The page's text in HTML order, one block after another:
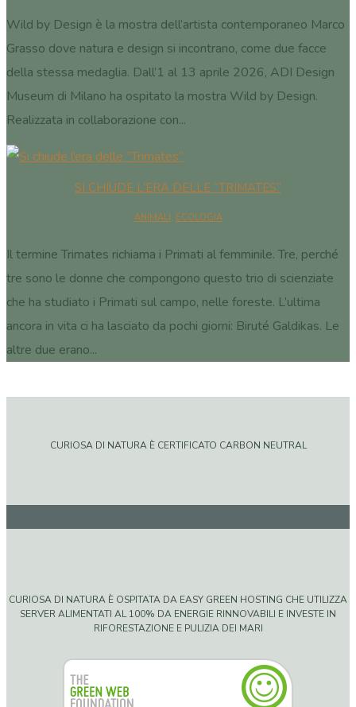
Wild by Design è la mostra dell’artista contemporaneo Marco
Grasso dove natura e design si incontrano, come due facce
della stessa medaglia. Dall’1 al 13 aprile 2026, ADI Design
Museum di Milano ha ospitato la mostra Wild by Design.
Realizzata in collaborazione con...
SI CHIUDE L’ERA DELLE “TRIMATES”
ANIMALI , ECOLOGIA
Il termine Trimates richiama i Primati al femminile. Tre, perché
tre sono le donne che compongono questo trio di scienziate
che ha studiato i Primati sul campo, nelle foreste. L’ultima
ancora in vita ci ha lasciato da pochi giorni: Biruté Galdikas. Le
altre due erano...
CURIOSA DI NATURA È CERTIFICATO CARBON NEUTRAL
CURIOSA DI NATURA È OSPITATA DA EASY GREEN HOSTING CHE UTILIZZA
SERVER ALIMENTATI AL 100% DA ENERGIE RINNOVABILI E INVESTE IN
RIFORESTAZIONE E PULIZIA DEI MARI